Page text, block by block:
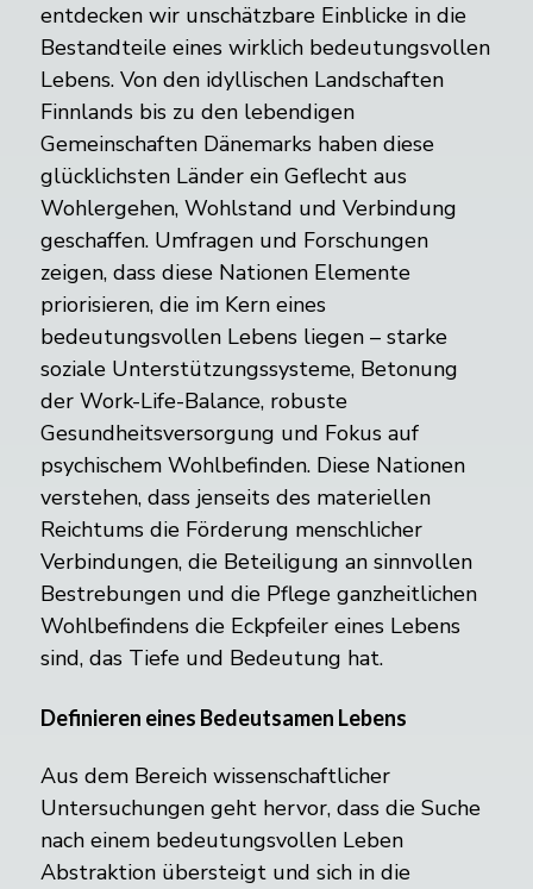
entdecken wir unschätzbare Einblicke in die
Bestandteile eines wirklich bedeutungsvollen
Lebens. Von den idyllischen Landschaften
Finnlands bis zu den lebendigen
Gemeinschaften Dänemarks haben diese
glücklichsten Länder ein Geflecht aus
Wohlergehen, Wohlstand und Verbindung
geschaffen. Umfragen und Forschungen
zeigen, dass diese Nationen Elemente
priorisieren, die im Kern eines
bedeutungsvollen Lebens liegen – starke
soziale Unterstützungssysteme, Betonung
der Work-Life-Balance, robuste
Gesundheitsversorgung und Fokus auf
psychischem Wohlbefinden. Diese Nationen
verstehen, dass jenseits des materiellen
Reichtums die Förderung menschlicher
Verbindungen, die Beteiligung an sinnvollen
Bestrebungen und die Pflege ganzheitlichen
Wohlbefindens die Eckpfeiler eines Lebens
sind, das Tiefe und Bedeutung hat.
Definieren eines Bedeutsamen Lebens
Aus dem Bereich wissenschaftlicher
Untersuchungen geht hervor, dass die Suche
nach einem bedeutungsvollen Leben
Abstraktion übersteigt und sich in die